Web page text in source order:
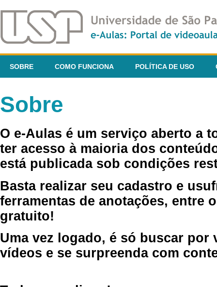
SOBRE COMO FUNCIONA POLÍTICA DE USO
Sobre
O e-Aulas é um serviço aberto a
ter acesso à maioria dos
está publicada sob condições
Basta realizar seu cadastro e
ferramentas de anotações, entre
gratuito!
Uma vez logado, é só buscar por
vídeos e se surpreenda com